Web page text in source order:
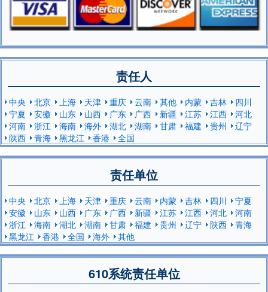
责任人
中央 北京 上海 天津 重庆 云南 其他 内蒙 吉林
四川
宁夏
安徽 山东 山西 广东 广西 新疆 江苏 江西
河北
河南
浙江 海南 海外 湖北 湖南 甘肃 福建 贵州
辽宁
陕西
青海 黑龙江 香港 全国
责任单位
中央 北京 上海 天津 重庆 云南 内蒙 吉林 四川
宁夏
安徽
山东 山西 广东 广西 新疆 江苏 江西 河北
河南
浙江
海南 湖北 湖南 甘肃 福建 贵州 辽宁 陕西
青海
黑龙江
香港 全国 海外 其他
610系统责任单位